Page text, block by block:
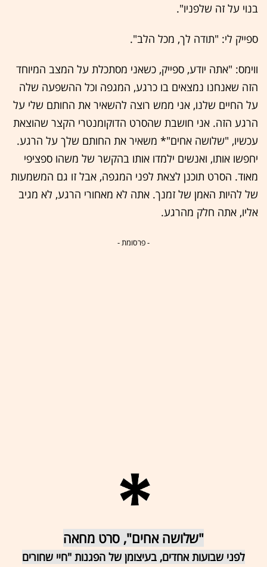
בנוי על זה שלפניו".
ספייק לי: "תודה לך, מכל הלב".
ווימס: "אתה יודע, ספייק, כשאני מסתכלת על המצב המיוחד
הזה שאנחנו נמצאים בו כרגע, המגפה וכל ההשפעה שלה
על החיים שלנו, אני ממש רוצה להשאיר את החותם שלי על
הרגע הזה. אני חושבת שהסרט הדוקומנטרי הקצר שהוצאת
עכשיו, "שלושה אחים"* משאיר את החותם שלך על הרגע.
יחפשו אותו, ואנשים ילמדו אותו בהקשר של משהו ספציפי
מאוד. הסרט תוכנן לצאת לפני המגפה, אבל זו גם המשמעות
של להיות האמן של זמנך. אתה לא מאחורי הרגע, לא מגיב
אליו, אתה חלק מהרגע.
- פרסומת -
"שלושה אחים", סרט מחאה
לפני שבועות אחדים, בעיצומן של הפגנות "חיי שחורים